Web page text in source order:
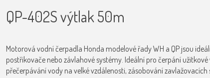
QP-402S výtlak 50m
Motorová vodní čerpadla Honda modelové řady WH a QP jsou
postřikovače nebo závlahové systémy. Ideální pro čerpání
přečerpávání vody na velké vzdálenosti, zásobování